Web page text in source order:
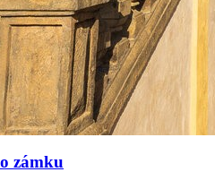
zámku